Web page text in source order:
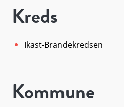
Kreds
Ikast-Brandekredsen
Kommune